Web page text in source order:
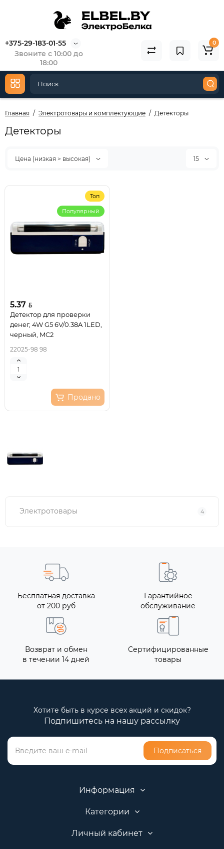
+375-29-183-01-55
Звоните с 10:00 до
18:00
0
Главная Электротовары и комплектующие Детекторы
Детекторы
Цена (низкая > высокая) 15
Топ
Популярный
5.37
Детектор для проверки
денег, 4W G5 6V/0.38A 1LED,
черный, MC2
22025-98 98
Продано
Электротовары 4
Бесплатная доставка
от 200 руб
Гарантийное
обслуживание
Возврат и обмен
в течении 14 дней
Сертифицированные
товары
Хотите быть в курсе всех акций и скидок?
Подпишитесь на нашу рассылку
Подписаться
Информация
Категории
Личный кабинет